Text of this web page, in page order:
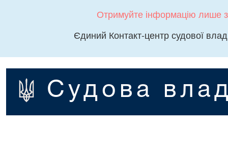
Отримуйте інформацію лише
Єдиний Контакт-центр судової
Судова